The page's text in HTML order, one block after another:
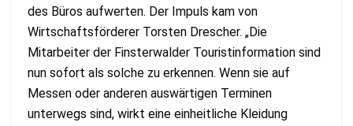
des Büros aufwerten. Der Impuls kam von
Wirtschaftsförderer Torsten Drescher. „Die
Mitarbeiter der Finsterwalder Touristinformation sind
nun sofort als solche zu erkennen. Wenn sie auf
Messen oder anderen auswärtigen Terminen
unterwegs sind, wirkt eine einheitliche Kleidung